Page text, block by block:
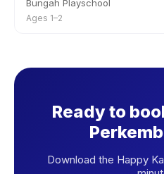
Bungah Playschool
Ages 1–2
Ready to
Download the Happy